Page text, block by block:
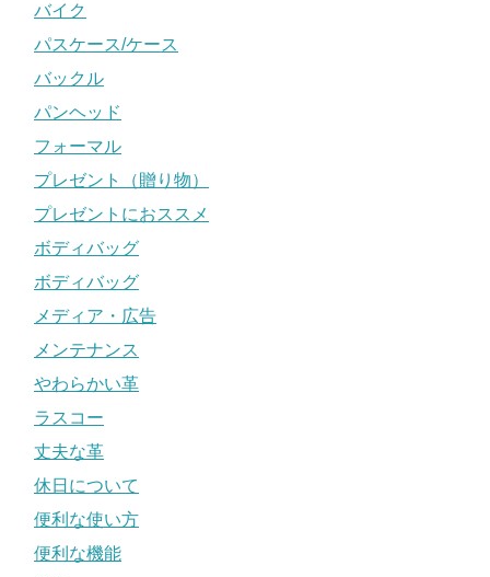
バイク
パスケース/ケース
バックル
パンヘッド
フォーマル
プレゼント（贈り物）
プレゼントにおススメ
ボディバッグ
ボディバッグ
メディア・広告
メンテナンス
やわらかい革
ラスコー
丈夫な革
休日について
便利な使い方
便利な機能